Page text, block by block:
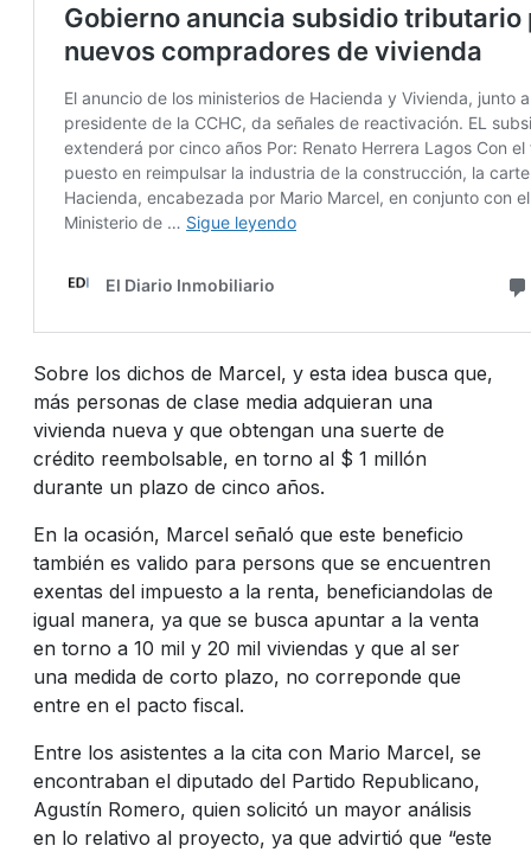
Sobre los dichos de Marcel, y esta idea busca que,
más personas de clase media adquieran una
vivienda nueva y que obtengan una suerte de
crédito reembolsable, en torno al $ 1 millón
durante un plazo de cinco años.
En la ocasión, Marcel señaló que este beneficio
también es valido para persons que se encuentren
exentas del impuesto a la renta, beneficiandolas de
igual manera, ya que se busca apuntar a la venta
en torno a 10 mil y 20 mil viviendas y que al ser
una medida de corto plazo, no correponde que
entre en el pacto fiscal.
Entre los asistentes a la cita con Mario Marcel, se
encontraban el diputado del Partido Republicano,
Agustín Romero, quien solicitó un mayor análisis
en lo relativo al proyecto, ya que advirtió que “este